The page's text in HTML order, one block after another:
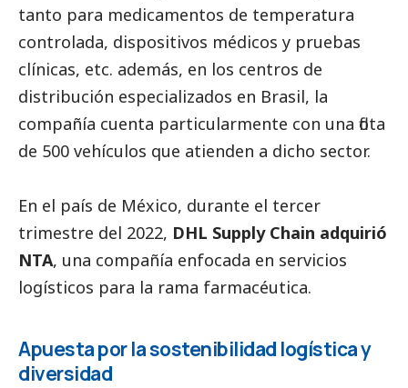
tanto para medicamentos de temperatura
controlada, dispositivos médicos y pruebas
clínicas, etc. además, en los centros de
distribución especializados en Brasil, la
compañía cuenta particularmente con una flota
de 500 vehículos que atienden a dicho sector.
En el país de México, durante el tercer
trimestre del 2022, DHL Supply Chain adquirió
NTA, una compañía enfocada en servicios
logísticos para la rama farmacéutica.
Apuesta por la sostenibilidad logística y
diversidad